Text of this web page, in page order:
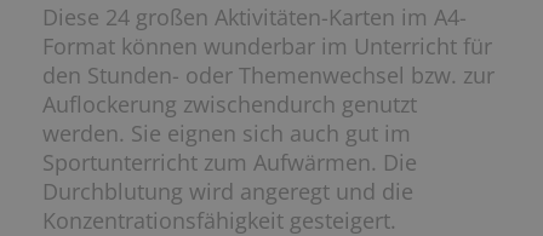
Diese 24 großen Aktivitäten-Karten im A4-
Format können wunderbar im Unterricht für
den Stunden- oder Themenwechsel bzw. zur
Auflockerung zwischendurch genutzt
werden. Sie eignen sich auch gut im
Sportunterricht zum Aufwärmen. Die
Durchblutung wird angeregt und die
Konzentrationsfähigkeit gesteigert.